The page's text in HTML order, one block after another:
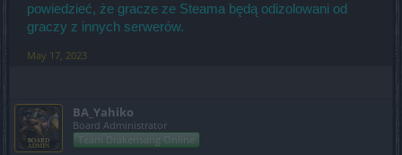
powiedzieć, że gracze ze Steama będą odizolowani od
graczy z innych serwerów.
May 17, 2023
BA_Yahiko
Board Administrator
Team Drakensang Online